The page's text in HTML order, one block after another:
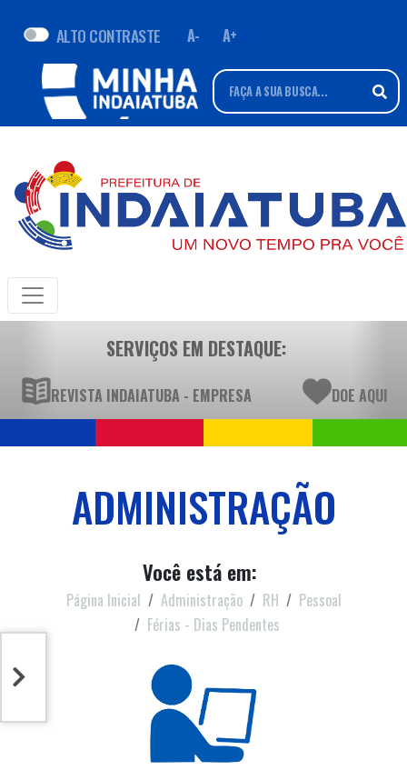
ALTO CONTRASTE A- A+
SERVIÇOS EM DESTAQUE:
REVISTA INDAIATUBA - EMPRESA DOE AQUI
ADMINISTRAÇÃO
Você está em:
Página Inicial Administração RH
Pessoal
Férias - Dias Pendentes